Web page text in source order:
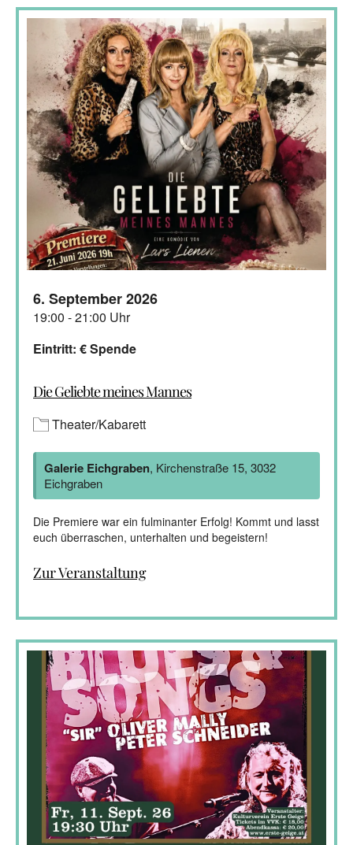
6. September 2026
19:00 - 21:00 Uhr
Eintritt: € Spende
Die Geliebte meines Mannes
Theater/Kabarett
Galerie Eichgraben, Kirchenstraße 15, 3032
Eichgraben
Die Premiere war ein fulminanter Erfolg! Kommt und lasst
euch überraschen, unterhalten und begeistern!
Zur Veranstaltung